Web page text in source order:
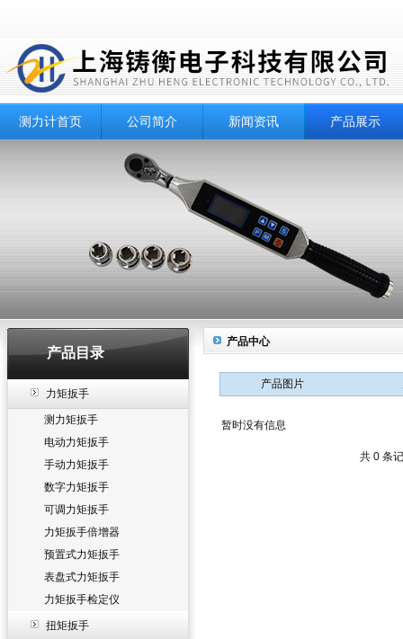
测力计首页 公司简介 新闻资讯 产品展示
产品目录
力矩扳手
测力矩扳手
电动力矩扳手
手动力矩扳手
数字力矩扳手
可调力矩扳手
力矩扳手倍增器
预置式力矩扳手
表盘式力矩扳手
力矩扳手检定仪
扭矩扳手
产品中心
产品图片
暂时没有信息
共 0 条